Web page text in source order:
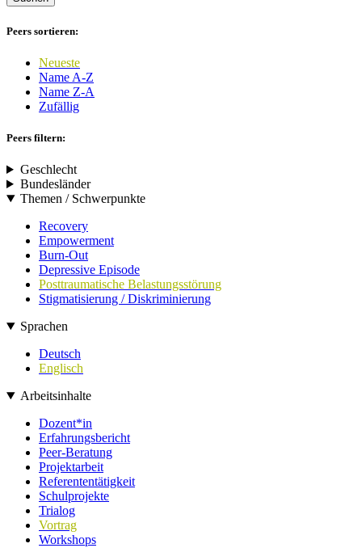
Peers sortieren:
Neueste
Name A-Z
Name Z-A
Zufällig
Peers filtern:
Geschlecht
Bundesländer
Themen / Schwerpunkte
Recovery
Empowerment
Burn-Out
Depressive Episode
Posttraumatische Belastungsstörung
Stigmatisierung / Diskriminierung
Sprachen
Deutsch
Englisch
Arbeitsinhalte
Dozent*in
Erfahrungsbericht
Peer-Beratung
Projektarbeit
Referententätigkeit
Schulprojekte
Trialog
Vortrag
Workshops